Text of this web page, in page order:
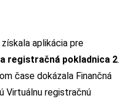
aplikácia pre
registračná pokladnica 2.
čase dokázala Finančná
Virtuálnu registračnú